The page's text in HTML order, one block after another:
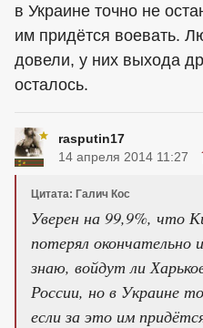
в Украине точно не
им придётся воевать.
довели, у них выхода
осталось.
rasputin17
14 апреля 2014 11:27
Цитата: Галич Кос
Уверен на 99,9%, что
потерял окончательно
знаю, войдут ли
России, но в Украине
если за это им